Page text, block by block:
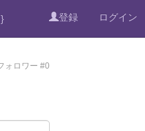
登録 ログイン
ォロワー #0